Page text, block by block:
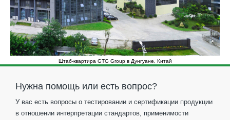
Штаб-квартира GTG Group в Дунгуане, Китай
Нужна помощь или есть вопрос?
У вас есть вопросы о тестировании и сертификации продукции
в отношении интерпретации стандартов, применимости